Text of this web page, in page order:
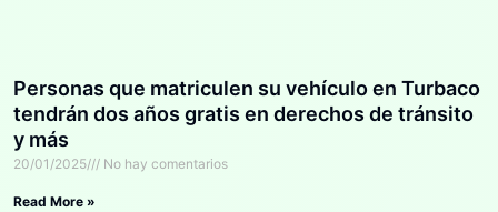
Personas que matriculen su vehículo en Turbaco
tendrán dos años gratis en derechos de tránsito
y más
20/01/2025 No hay comentarios
Read More »